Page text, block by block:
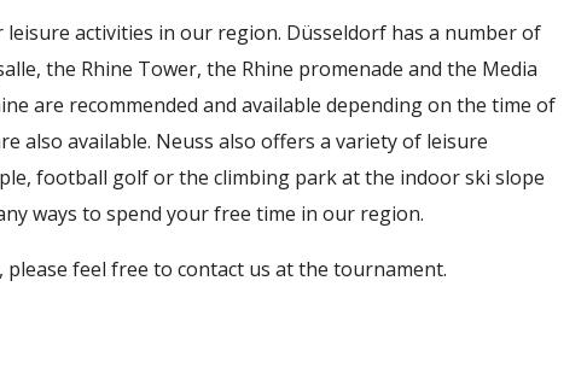
activities in our region. Düsseldorf has a number of
the Rhine Tower, the Rhine promenade and the Media
are recommended and available depending on the time of
also available. Neuss also offers a variety of leisure
football golf or the climbing park at the indoor ski slope
ways to spend your free time in our region.
feel free to contact us at the tournament.